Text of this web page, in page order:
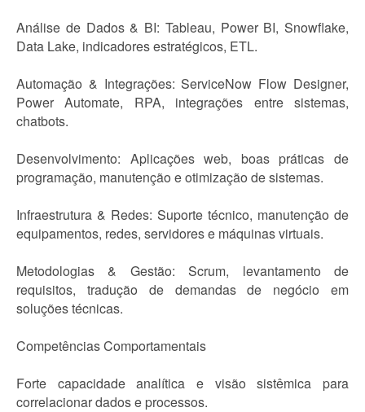
Análise de Dados & BI: Tableau, Power BI, Snowflake,
Data Lake, indicadores estratégicos, ETL.
Automação & Integrações: ServiceNow Flow Designer,
Power Automate, RPA, integrações entre sistemas,
chatbots.
Desenvolvimento: Aplicações web, boas práticas de
programação, manutenção e otimização de sistemas.
Infraestrutura & Redes: Suporte técnico, manutenção de
equipamentos, redes, servidores e máquinas virtuais.
Metodologias & Gestão: Scrum, levantamento de
requisitos, tradução de demandas de negócio em
soluções técnicas.
Competências Comportamentais
Forte capacidade analítica e visão sistêmica para
correlacionar dados e processos.